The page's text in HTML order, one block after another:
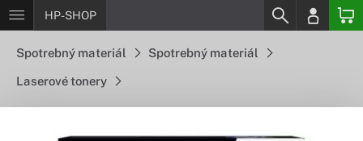
HP-SHOP
Spotrebný materiál Spotrebný materiál
Laserové tonery